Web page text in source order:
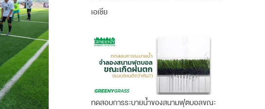
เอเชีย
ทดสอบการระบายน้ำของสนามฟุตบอลขณะ